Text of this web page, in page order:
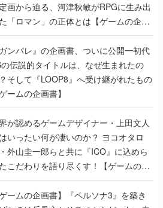
画から迫る、河津秋敏がRPGに生み出
「ロマン」の正体とは【ゲームの企画
ガンパレ』の企画書、ついに公開━初代
の伝説的タイトルは、なぜ生まれたの
そして『LOOP8』へ受け継がれたもの
ゲームの企画書】
が認めるゲームデザイナー・上田文人
いったい何が凄いのか？ ヨコオタロ
外山圭一郎らと共に『ICO』に込めら
こだわりを語り尽くす！【ゲームの企
】
ゲームの企画書】『ペルソナ3』を築き